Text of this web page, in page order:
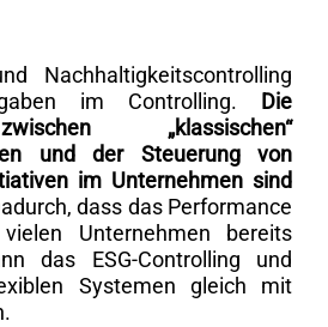
Nachhaltigkeitscontrolling
im Controlling. Die
„klassischen“
und der Steuerung von
im Unternehmen sind
dass das Performance
Unternehmen bereits
das ESG-Controlling und
Systemen gleich mit